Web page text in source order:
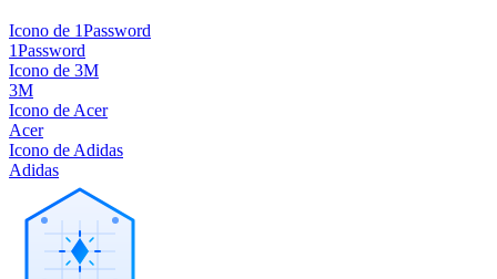
Icono de 1Password
1Password
Icono de 3M
3M
Icono de Acer
Acer
Icono de Adidas
Adidas